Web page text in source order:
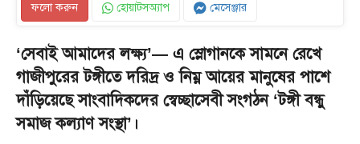
ফলো করুন হোয়াটসঅ্যাপ মেসেঞ্জার
‘সেবাই আমাদের লক্ষ্য’— এ স্লোগানকে সামনে রেখে
গাজীপুরের টঙ্গীতে দরিদ্র ও নিম্ন আয়ের মানুষের পাশে
দাঁড়িয়েছে সাংবাদিকদের স্বেচ্ছাসেবী সংগঠন ‘টঙ্গী বন্ধু
সমাজ কল্যাণ সংস্থা’।